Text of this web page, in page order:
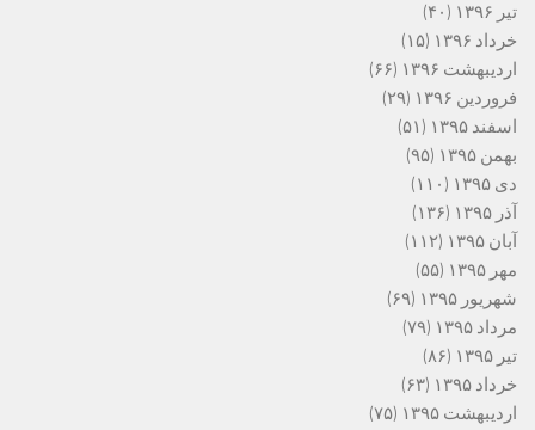
تیر ۱۳۹۶
(۴۰)
خرداد ۱۳۹۶
(۱۵)
اردیبهشت ۱۳۹۶
(۶۶)
فروردین ۱۳۹۶
(۲۹)
اسفند ۱۳۹۵
(۵۱)
بهمن ۱۳۹۵
(۹۵)
دی ۱۳۹۵
(۱۱۰)
آذر ۱۳۹۵
(۱۳۶)
آبان ۱۳۹۵
(۱۱۲)
مهر ۱۳۹۵
(۵۵)
شهریور ۱۳۹۵
(۶۹)
مرداد ۱۳۹۵
(۷۹)
تیر ۱۳۹۵
(۸۶)
خرداد ۱۳۹۵
(۶۳)
اردیبهشت ۱۳۹۵
(۷۵)